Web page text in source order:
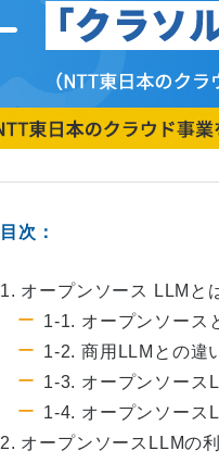
目次：
1. オープンソース LLMと
1-1. オープンソース
1-2. 商用LLMとの違
1-3. オープンソース
1-4. オープンソース
2. オープンソースLLMの